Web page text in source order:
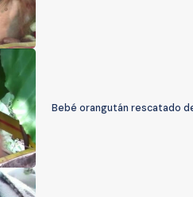
Bebé orangután rescatado